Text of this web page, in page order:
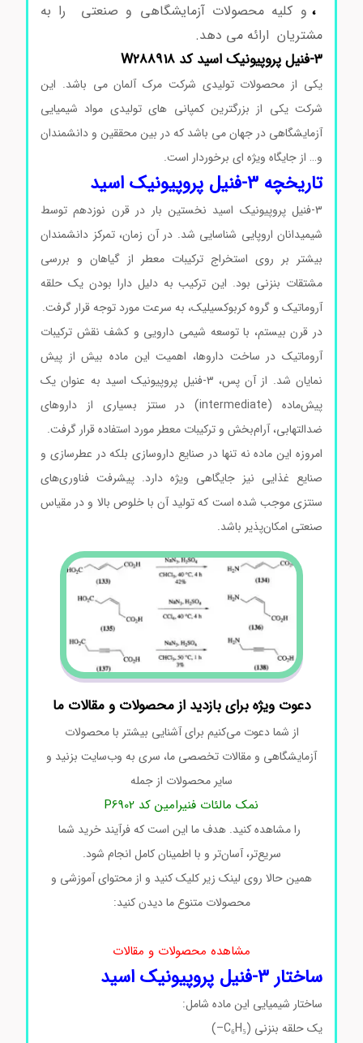
و کلیه محصولات آزمایشگاهی و صنعتی را به
مشتریان ارائه می دهد.
یکی از محصولات تولیدی شرکت مرک آلمان می باشد. این
شرکت یکی از بزرگترین کمپانی های تولیدی مواد شیمیایی
آزمایشگاهی در جهان می باشد که در بین محققین و دانشمندان
و… از جایگاه ویژه ای برخوردار است.
تاریخچه ۳-فنیل پروپیونیک اسید
۳-فنیل پروپیونیک اسید نخستین بار در قرن نوزدهم توسط
شیمیدانان اروپایی شناسایی شد. در آن زمان، تمرکز دانشمندان
بیشتر بر روی استخراج ترکیبات معطر از گیاهان و بررسی
مشتقات بنزنی بود. این ترکیب به دلیل دارا بودن یک حلقه
آروماتیک و گروه کربوکسیلیک، به سرعت مورد توجه قرار گرفت.
در قرن بیستم، با توسعه شیمی دارویی و کشف نقش ترکیبات
آروماتیک در ساخت داروها، اهمیت این ماده بیش از پیش
نمایان شد. از آن پس، ۳-فنیل پروپیونیک اسید به عنوان یک
پیش‌ماده (intermediate) در سنتز بسیاری از داروهای
ضدالتهابی، آرام‌بخش و ترکیبات معطر مورد استفاده قرار گرفت.
امروزه این ماده نه تنها در صنایع داروسازی بلکه در عطرسازی و
صنایع غذایی نیز جایگاهی ویژه دارد. پیشرفت فناوری‌های
سنتزی موجب شده است که تولید آن با خلوص بالا و در مقیاس
صنعتی امکان‌پذیر باشد.
دعوت ویژه برای بازدید از محصولات و مقالات ما
از شما دعوت می‌کنیم برای آشنایی بیشتر با محصولات
آزمایشگاهی و مقالات تخصصی ما، سری به وب‌سایت بزنید و
سایر محصولات از جمله
نمک مالئات فنیرامین کد P6902
را مشاهده کنید. هدف ما این است که فرآیند خرید شما
سریع‌تر، آسان‌تر و با اطمینان کامل انجام شود.
همین حالا روی لینک زیر کلیک کنید و از محتوای آموزشی و
محصولات متنوع ما دیدن کنید:
مشاهده محصولات و مقالات
ساختار ۳-فنیل پروپیونیک اسید
ساختار شیمیایی این ماده شامل:
یک حلقه بنزنی (C₆H₅–)